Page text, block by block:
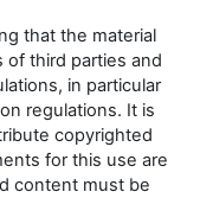
that the material
third parties and
in particular
regulations. It is
copyrighted
for this use are
content must be